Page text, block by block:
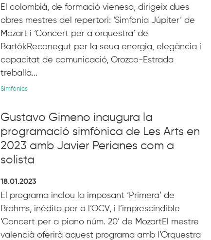
El colombià, de formació vienesa, dirigeix dues
obres mestres del repertori: ‘Simfonia Júpiter’ de
Mozart i ‘Concert per a orquestra’ de
BartókReconegut per la seua energia, elegància i
capacitat de comunicació, Orozco-Estrada
treballa...
Simfònics
Gustavo Gimeno inaugura la
programació simfònica de Les Arts en
2023 amb Javier Perianes com a
solista
18.01.2023
El programa inclou la imposant ‘Primera’ de
Brahms, inèdita per a l’OCV, i l’imprescindible
‘Concert per a piano núm. 20’ de MozartEl mestre
valencià oferirà aquest programa amb l’Orquestra